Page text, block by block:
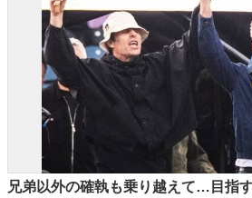
兄弟以外の確執も乗り越えて…目指